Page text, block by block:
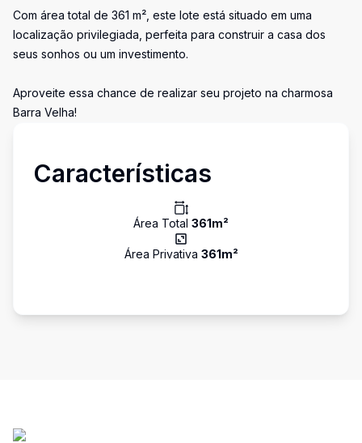
Com área total de 361 m², este lote está situado em uma
localização privilegiada, perfeita para construir a casa dos
seus sonhos ou um investimento.
Aproveite essa chance de realizar seu projeto na charmosa
Barra Velha!
Características
Área Total 361m²
Área Privativa 361m²